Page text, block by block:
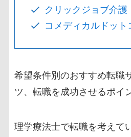
クリックジョブ介護
コメディカルドット
希望条件別のおすすめ転職
ツ、転職を成功させるポイ
理学療法士で転職を考えて